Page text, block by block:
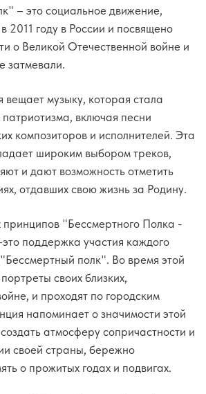
– это социальное движение,
2011 году в России и посвящено
о Великой Отечественной войне и
затмевали.
вещает музыку, которая стала
включая песни
композиторов и исполнителей. Эта
широким выбором треков,
и дают возможность отметить
отдавших свою жизнь за Родину.
"Бессмертного Полка -
поддержка участия каждого
полк". Во время этой
своих близких,
и проходят по городским
напоминает о значимости этой
атмосферу сопричастности и
своей страны, бережно
о прожитых годах и подвигах.